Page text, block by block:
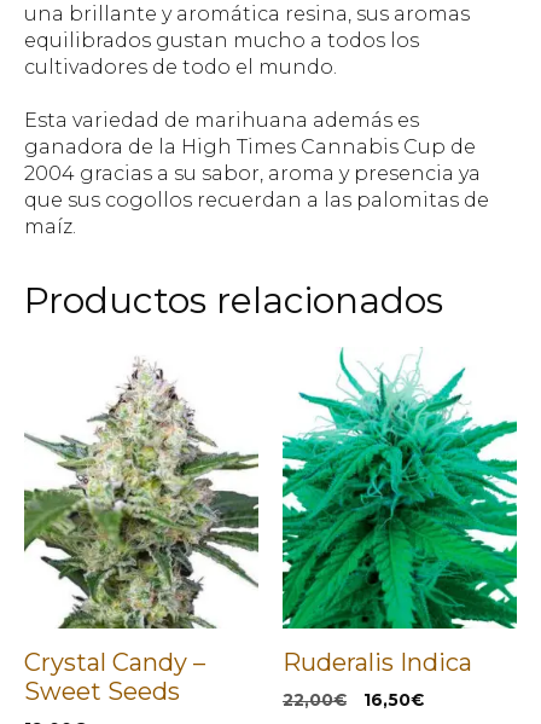
una brillante y aromática resina, sus aromas
equilibrados gustan mucho a todos los
cultivadores de todo el mundo.
Esta variedad de marihuana además es
ganadora de la High Times Cannabis Cup de
2004 gracias a su sabor, aroma y presencia ya
que sus cogollos recuerdan a las palomitas de
maíz.
Productos relacionados
Crystal Candy –
Sweet Seeds
Ruderalis Indica
22,00€
El
16,50€El